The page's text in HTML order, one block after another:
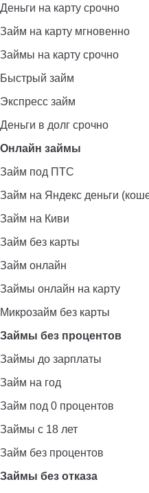
Деньги на карту срочно
Займ на карту мгновенно
Займы на карту срочно
Быстрый займ
Экспресс займ
Деньги в долг срочно
Онлайн займы
Займ под ПТС
Займ на Яндекс деньги
Займ на Киви
Займ без карты
Займ онлайн
Займы онлайн на карту
Микрозайм без карты
Займы без процентов
Займы до зарплаты
Займ на год
Займ под 0 процентов
Займы с 18 лет
Займ без процентов
Займы без отказа